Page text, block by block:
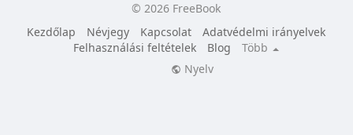
© 2026 FreeBook
Kezdőlap
Névjegy Kapcsolat
Adatvédelmi irányelvek
Felhasználási feltételek
Blog
Több
Nyelv